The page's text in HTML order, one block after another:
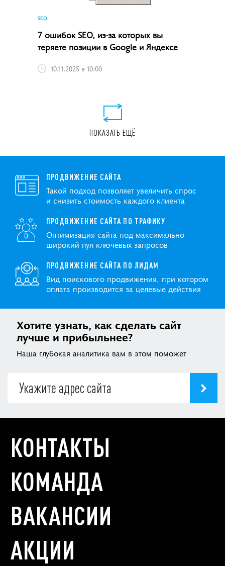
SEO
7 ошибок SEO, из-за которых вы
теряете позиции в Google и Яндексе
10.11.2025 в 10:00
ПОКАЗАТЬ ЕЩЁ
ПРОДВИЖЕНИЕ САЙТА
Такой подход позволяет увеличить спрос
и снизить стоимость каждого клиента
ПРОДВИЖЕНИЕ САЙТА ПО ТРАФИКУ
Оптимизация сайта под максимально
широкий пул ключевых запросов
ПРОДВИЖЕНИЕ САЙТА ПО ЛИДАМ
Вид поискового продвижения, при котором
оплата производится за целевые действия
Хотите узнать, как сделать сайт
лучше и прибыльнее?
Наша глубокая аналитика вам в этом поможет
КОНТАКТЫ
КОМАНДА
ВАКАНСИИ
АКЦИИ